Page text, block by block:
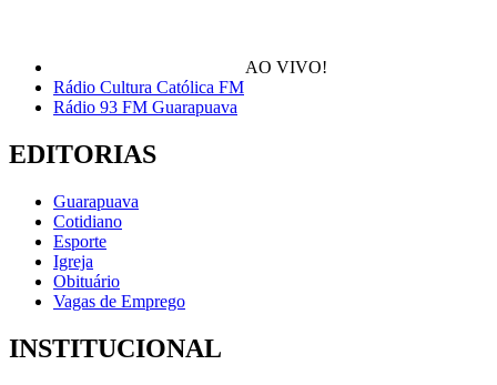
AO VIVO!
Rádio Cultura Católica FM
Rádio 93 FM Guarapuava
EDITORIAS
Guarapuava
Cotidiano
Esporte
Igreja
Obituário
Vagas de Emprego
INSTITUCIONAL